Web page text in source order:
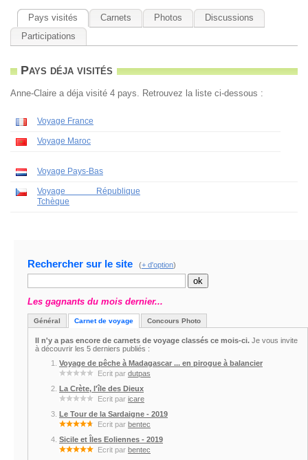
Pays visités Carnets Photos
Discussions
Participations
Pays déja visités
Anne-Claire a déja visité 4 pays. Retrouvez la liste ci-dessous :
Voyage France
Voyage Maroc
Voyage Pays-Bas
Voyage République
Tchèque
Rechercher sur le site (+ d'option)
Les gagnants du mois dernier...
Général Carnet de voyage Concours Photo
Il n'y a pas encore de carnets de voyage classés ce mois-ci. Je vous invite
à découvrir les 5 derniers publiés :
Voyage de pêche à Madagascar ... en pirogue à balancier
Ecrit par dutpas
La Crète, l'île des Dieux
Ecrit par icare
Le Tour de la Sardaigne - 2019
Ecrit par bentec
Sicile et Îles Eoliennes - 2019
Ecrit par bentec